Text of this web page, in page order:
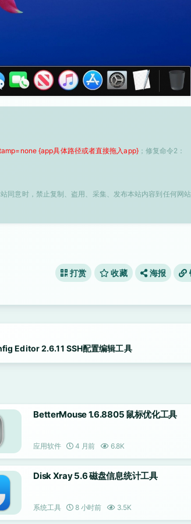
{app具体路径或者直接拖入app}；修复命令2：
同意时，禁止复制、盗用、采集、发布本站内容到任何网
打赏 收藏 海报
Editor 2.6.11 SSH配置编辑工具
BetterMouse 1.6.8805 鼠标优化工具
应用软件 4 月前 6.8K
Disk Xray 5.6 磁盘信息统计工具
系统工具 8 小时前 3.5K